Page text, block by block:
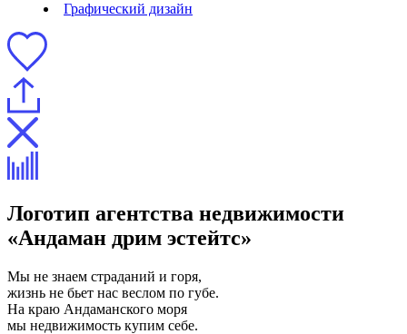
Графический дизайн
Логотип агентства недвижимости
«Андаман дрим эстейтс»
Мы не знаем страданий и горя,
жизнь не бьет нас веслом по губе.
На краю Андаманского моря
мы недвижимость купим себе.